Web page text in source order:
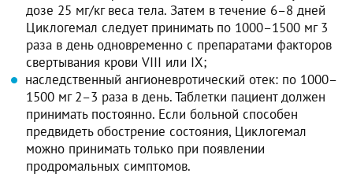
дозе 25 мг/кг веса тела. Затем в течение 6–8 дней
Циклогемал следует принимать по 1000–1500 мг 3
раза в день одновременно с препаратами факторов
свертывания крови VIII или IX;
наследственный ангионевротический отек: по 1000–
1500 мг 2–3 раза в день. Таблетки пациент должен
принимать постоянно. Если больной способен
предвидеть обострение состояния, Циклогемал
можно принимать только при появлении
продромальных симптомов.